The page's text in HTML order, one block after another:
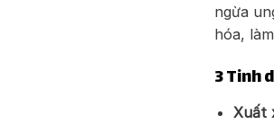
ngừa
hóa,
3 Tinh
Xuất